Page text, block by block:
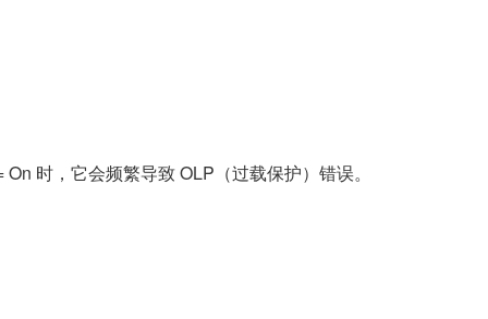
时，它会频繁导致 OLP（过载保护）错误。